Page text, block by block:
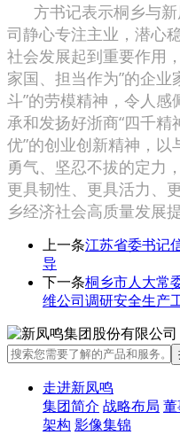
方书记表示桐乡与新
司静心专注主业，潜心
社会发展起到重要作用
家国、担当作为”的企业
斗”的劳模精神，令人
承和发扬好浙商“四千精
优”的创业创新精神，
勇气、坚忍不拔的定力
更具韧性、更具活力、
乡经济社会高质量发展
上一条江苏省委书记
导
下一条桐乡市人大常
维公司调研安全生产
走进新凤鸣
集团简介 战略布局 董
架构 影像集锦